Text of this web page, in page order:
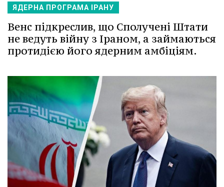
ЯДЕРНА ПРОГРАМА ІРАНУ
Венс підкреслив, що Сполучені Штати
не ведуть війну з Іраном, а займаються
протидією його ядерним амбіціям.